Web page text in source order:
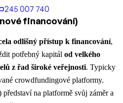
245 007 740
financování)
odlišný přístup k financování,
potřebný kapitál od velkého
z řad široké veřejnosti. Typicky
crowdfundingové platformy.
na platformě svůj záměr a